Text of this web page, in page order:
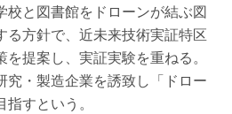
校と図書館をドローンが結ぶ図
る方針で、近未来技術実証特区
提案し、実証実験を重ねる。
究・製造企業を誘致し「ドロー
すという。